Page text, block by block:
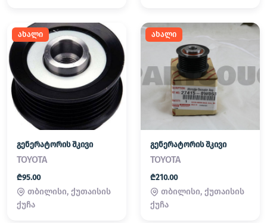
ახალი
გენერატორის შკივი
TOYOTA
₾95.00
თბილისი, ქუთაისის
ქუჩა
ახალი
გენერატორის შკივი
TOYOTA
₾210.00
თბილისი, ქუთაისის
ქუჩა